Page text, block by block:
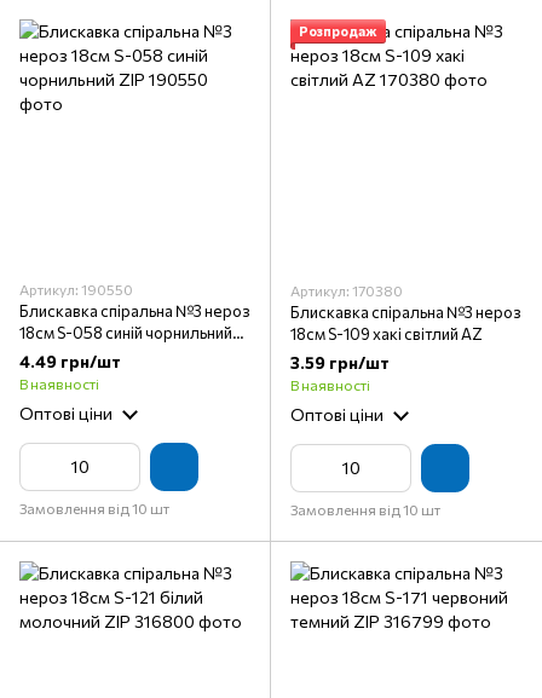
Артикул: 190550
Блискавка спіральна №3 нероз
18см S-058 синій чорнильний
ZIP
4.49 грн/шт
В наявності
Оптові ціни
Замовлення від 10 шт
Розпродаж
Артикул: 170380
Блискавка спіральна №3 нероз
18см S-109 хакі світлий AZ
3.59 грн/шт
В наявності
Оптові ціни
Замовлення від 10 шт